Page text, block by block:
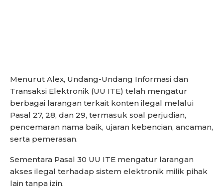
Menurut Alex, Undang-Undang Informasi dan
Transaksi Elektronik (UU ITE) telah mengatur
berbagai larangan terkait konten ilegal melalui
Pasal 27, 28, dan 29, termasuk soal perjudian,
pencemaran nama baik, ujaran kebencian, ancaman,
serta pemerasan.
Sementara Pasal 30 UU ITE mengatur larangan
akses ilegal terhadap sistem elektronik milik pihak
lain tanpa izin.